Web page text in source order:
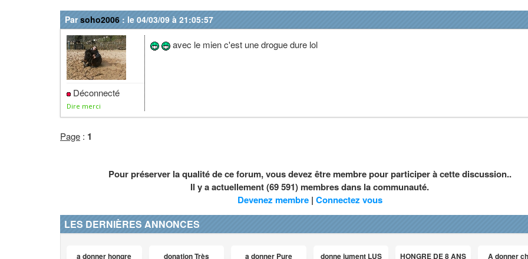
Parsoho2006 : le 04/03/09 à 21:05:57
Déconnecté
Dire merci
avec le mien c'est une drogue dure lol
Page : 1
Pour préserver la qualité de ce forum, vous devez être membre pour participer à cette discussion..
Il y a actuellement (69 591) membres dans la communauté.
Devenez membre| Connectez vous
LES DERNIÈRES ANNONCES
a donner hongre donation Très a donner Pure donne jument LUS HONGRE DE 8 ANS A donner